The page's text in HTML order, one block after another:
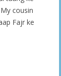
cousin
Fajr ke